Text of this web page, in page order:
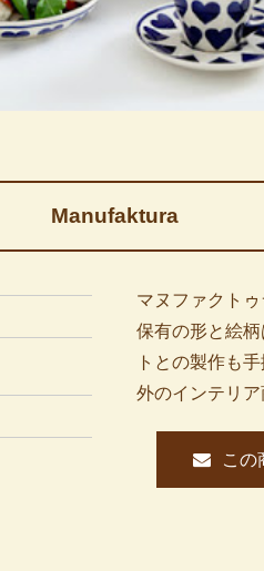
Manufaktura
マヌファクトゥ
保有の形と絵
トとの製作も
外のインテリア
この